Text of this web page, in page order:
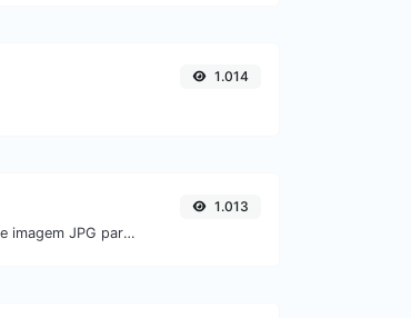
1.014
Converta facilmente arquivos de imagem JPG para BMP.
1.013